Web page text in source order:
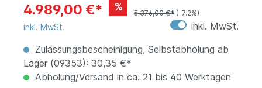
4.989,00 €* %
5.376,00 €* (-7.2%)
inkl. MwSt.
inkl. MwSt.
Zulassungsbescheinigung, Selbstabholung ab
Lager (09353): 30,35 €*
Abholung/Versand in ca. 21 bis 40 Werktagen